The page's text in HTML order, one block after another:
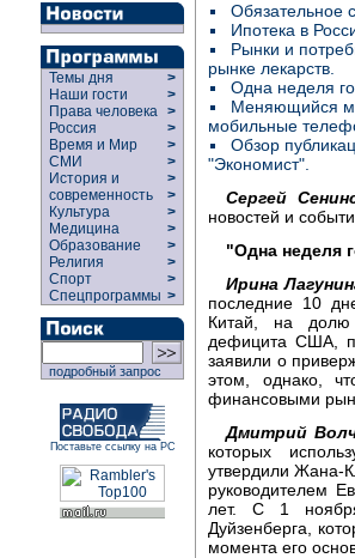
Темы дня
>
Наши гости
>
Права человека >
Россия
>
Время и Мир
>
СМИ
>
История и
современность
>
>
Культура
>
Медицина
>
Образование
>
Религия
>
Спорт
>
Спецпрограммы >
подробный запрос
Поставьте ссылку на РС
Обязательное
Ипотека в
Рынки и
рынке лекарств.
Одна неделя
Меняющийся
мобильные
Обзор
"Экономист".
Сергей
новостей и
"Одна неделя
Ирина
последние 10
Китай, на долю
дефицита США,
заявили о
этом, однако,
финансовыми
Дмитрий
которых
утвердили Жана-
руководителем
лет. С 1
Дуйзенберга,
момента его